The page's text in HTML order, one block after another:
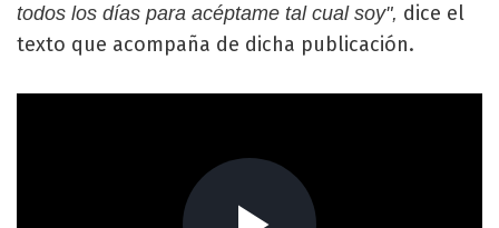
todos los días para acéptame tal cual soy", dice el
texto que acompaña de dicha publicación.